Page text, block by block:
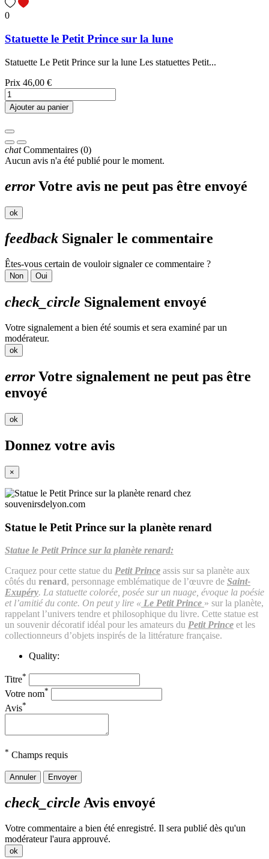
0
Statuette le Petit Prince sur la lune
Statuette Le Petit Prince sur la lune Les statuettes Petit...
Prix 46,00 €
Ajouter au panier
chatCommentaires (0)
Aucun avis n'a été publié pour le moment.
errorVotre avis ne peut pas être envoyé
ok
feedback Signaler le commentaire
Êtes-vous certain de vouloir signaler ce commentaire ?
Non Oui
check_circle Signalement envoyé
Votre signalement a bien été soumis et sera examiné par un
modérateur.
ok
errorVotre signalement ne peut pas être
envoyé
ok
Donnez votre avis
×
Statue le Petit Prince sur la planète renard
Statue le Petit Prince sur la planète renard:
Craquez pour cette statue du Petit Prince assis sur sa planète aux
côtés du renard, personnage emblématique de l’œuvre de Saint-
Exupéry. La statuette colorée, posée sur un nuage, évoque la poésie
et l’amitié du conte. On peut y lire « Le Petit Prince » sur la planète,
rappelant l’univers tendre et philosophique du livre. Cette statue est
un souvenir décoratif idéal pour les amateurs du Petit Prince et les
collectionneurs d’objets inspirés de la littérature française.
Quality:
Titre*
Votre nom*
Avis*
* Champs requis
Annuler Envoyer
check_circle Avis envoyé
Votre commentaire a bien été enregistré. Il sera publié dès qu'un
modérateur l'aura approuvé.
ok